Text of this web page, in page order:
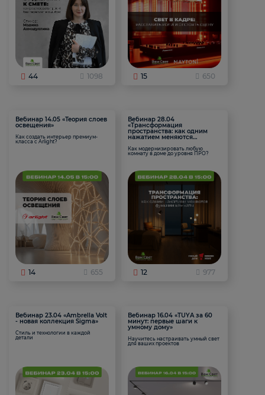
44 1098 15 650
Вебинар 14.05 «Теория слоев
освещения»
Как создать интерьер премиум-
класса с Arlight?
14 655
Вебинар 28.04
«Трансформация
пространства: как одним
нажатием меняются
Как модернизировать любую
комнату в доме до уровня ПРО?
12 977
Вебинар 23.04 «Ambrella Volt
- новая коллекция Sigma»
Стиль и технологии в каждой
детали
Вебинар 16.04 «TUYA за 60
минут: первые шаги к
умному дому»
Научитесь настраивать умный свет
для ваших проектов